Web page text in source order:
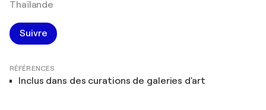
Thaïlande
Suivre
RÉFÉRENCES
Inclus dans des curations de galeries d'art